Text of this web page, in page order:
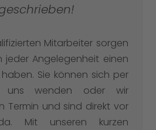
Mitarbeiter sorgen
jeder Angelegenheit einen
Sie können sich per
uns wenden oder wir
Termin und sind direkt vor
Mit unseren kurzen